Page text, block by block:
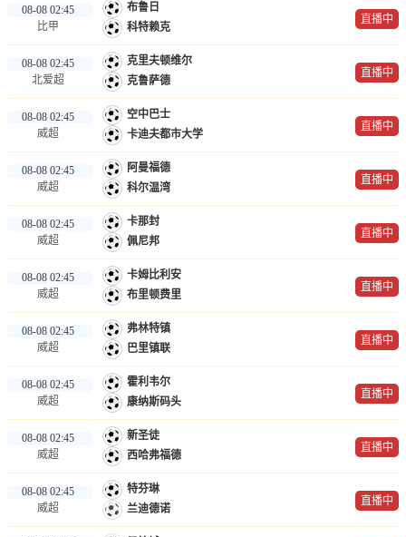
08-08 02:45
比甲
布鲁日
科特赖克
直播中
08-08 02:45
北爱超
克里夫顿维尔
克鲁萨德
直播中
08-08 02:45
威超
空中巴士
卡迪夫都市大学
直播中
08-08 02:45
威超
阿曼福德
科尔温湾
直播中
08-08 02:45
威超
卡那封
佩尼邦
直播中
08-08 02:45
威超
卡姆比利安
布里顿费里
直播中
08-08 02:45
威超
弗林特镇
巴里镇联
直播中
08-08 02:45
威超
霍利韦尔
康纳斯码头
直播中
08-08 02:45
威超
新圣徒
西哈弗福德
直播中
08-08 02:45
威超
特芬琳
兰迪德诺
直播中